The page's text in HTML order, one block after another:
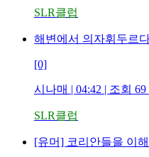
SLR클럽
해변에서 의자휘두르
[0]
시나매 | 04:42 | 조회 69
SLR클럽
[유머] 코리안들을 이